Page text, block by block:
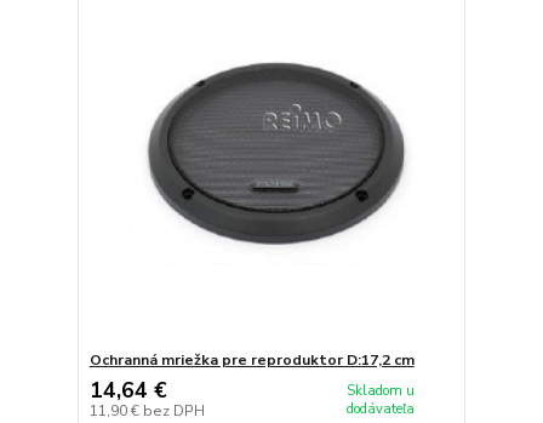
Ochranná mriežka pre reproduktor D:17,2 cm
14,64 €
11,90 € bez DPH
Skladom u
dodávateľa